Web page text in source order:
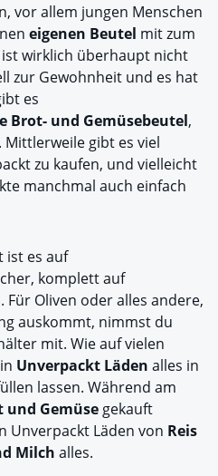
vor allem jungen Menschen
eigenen Beutel mit zum
wirklich überhaupt nicht
zur Gewohnheit und es hat
es
Brot- und Gemüsebeutel,
gibt es viel
zu kaufen, und vielleicht
manchmal auch einfach
ist es auf
komplett auf
Für Oliven oder alles andere,
auskommt, nimmst du
mit. Wie auf vielen
Unverpackt Läden alles in
lassen. Während am
und Gemüse gekauft
Unverpackt Läden von Reis
Milch alles.